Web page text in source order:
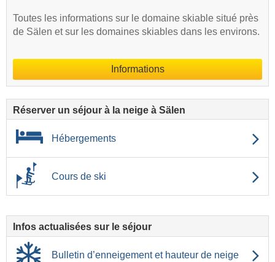
Toutes les informations sur le domaine skiable situé près
de Sälen et sur les domaines skiables dans les environs.
Informations
Réserver un séjour à la neige à Sälen
Hébergements
Cours de ski
Infos actualisées sur le séjour
Bulletin d’enneigement et hauteur de neige